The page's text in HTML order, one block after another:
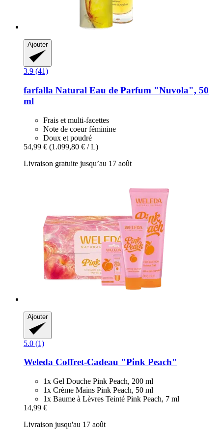
Ajouter
3.9 (41)
farfalla Natural Eau de Parfum "Nuvola", 50
ml
Frais et multi-facettes
Note de coeur féminine
Doux et poudré
54,99 € (1.099,80 € / L)
Livraison gratuite jusqu’au 17 août
Ajouter
5.0 (1)
Weleda Coffret-​Cadeau "Pink Peach"
1x Gel Douche Pink Peach, 200 ml
1x Crème Mains Pink Peach, 50 ml
1x Baume à Lèvres Teinté Pink Peach, 7 ml
14,99 €
Livraison jusqu'au 17 août